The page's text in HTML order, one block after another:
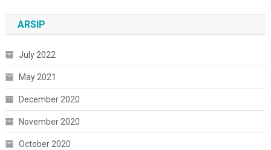
ARSIP
July 2022
May 2021
December 2020
November 2020
October 2020